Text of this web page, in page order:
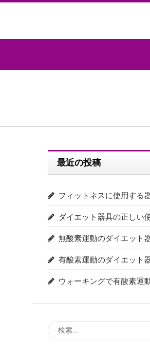
最近の投稿
フィットネスに使用する
ダイエット器具の正しい
無酸素運動のダイエット
有酸素運動のダイエット
ウォーキングで有酸素運
検
索: